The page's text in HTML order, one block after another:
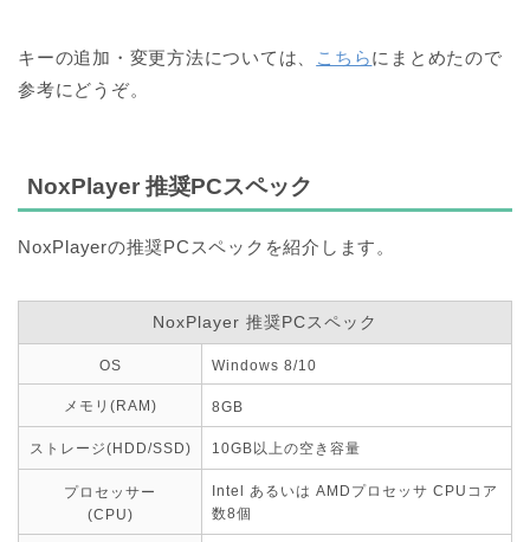
キーの追加・変更方法については、 こちらにまとめたので
参考にどうぞ。
NoxPlayer 推奨PCスペック
NoxPlayerの推奨PCスペックを紹介します。
NoxPlayer 推奨PCスペック
OS Windows 8/10
メモリ(RAM) 8GB
ストレージ(HDD/SSD) 10GB以上の空き容量
プロセッサー
(CPU)
Intel あるいは AMDプロセッサ CPUコア
数8個